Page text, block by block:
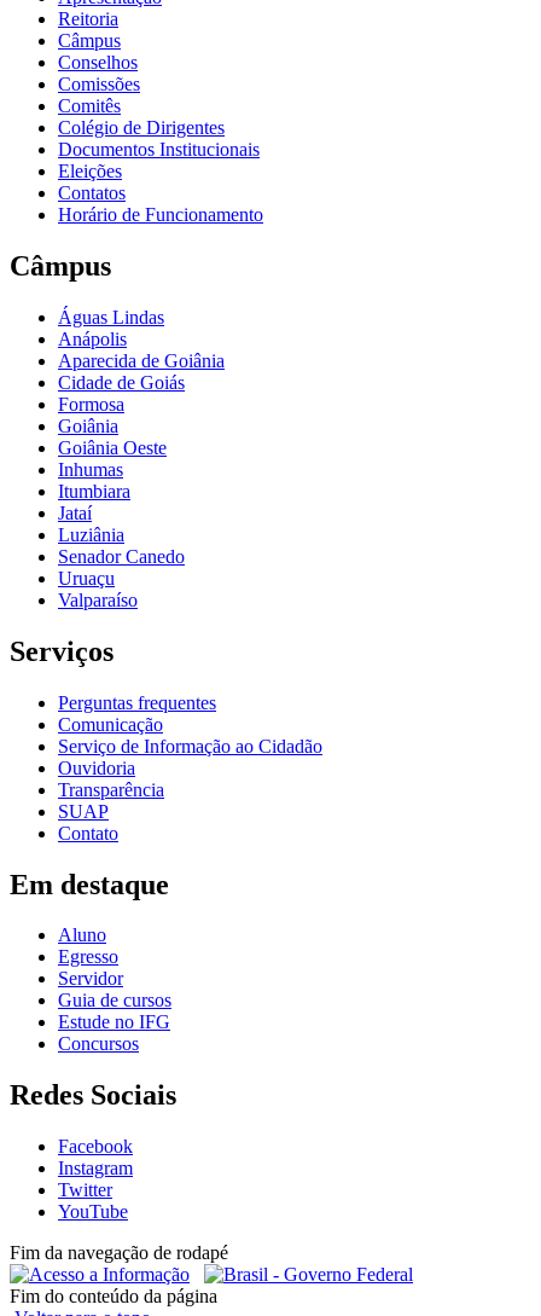
Reitoria
Câmpus
Conselhos
Comissões
Comitês
Colégio de Dirigentes
Documentos Institucionais
Eleições
Contatos
Horário de Funcionamento
Câmpus
Águas Lindas
Anápolis
Aparecida de Goiânia
Cidade de Goiás
Formosa
Goiânia
Goiânia Oeste
Inhumas
Itumbiara
Jataí
Luziânia
Senador Canedo
Uruaçu
Valparaíso
Serviços
Perguntas frequentes
Comunicação
Serviço de Informação ao Cidadão
Ouvidoria
Transparência
SUAP
Contato
Em destaque
Aluno
Egresso
Servidor
Guia de cursos
Estude no IFG
Concursos
Redes Sociais
Facebook
Instagram
Twitter
YouTube
Fim da navegação de rodapé
Fim do conteúdo da página